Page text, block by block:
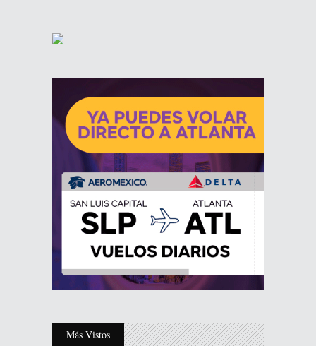
Más Vistos